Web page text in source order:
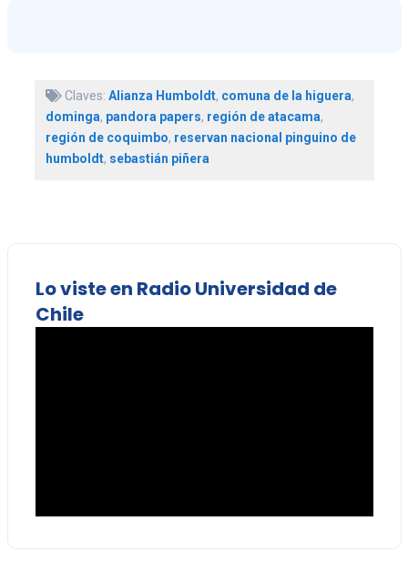
Claves: Alianza Humboldt, comuna de la higuera,
dominga, pandora papers, región de atacama,
región de coquimbo, reservan nacional pinguino de
humboldt, sebastián piñera
Lo viste en Radio Universidad de
Chile